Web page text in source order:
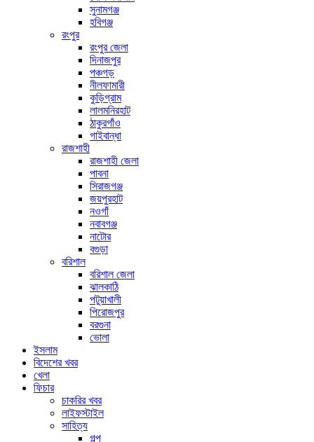
সুনামগঞ্জ
হবিগঞ্জ
রংপুর
রংপুর জেলা
দিনাজপুর
পঞ্চগড়
নীলফামারী
কুড়িগ্রাম
লালমনিরহাট
ঠাকুরগাঁও
গাইবান্ধা
রাজশাহী
রাজশাহী জেলা
পাবনা
সিরাজগঞ্জ
জয়পুরহাট
নওগাঁ
নবাবগঞ্জ
নাটোর
বগুড়া
বরিশাল
বরিশাল জেলা
ঝালকাঠি
পটুয়াখালী
পিরোজপুর
বরগুনা
ভোলা
ইসলাম
বিদেশের খবর
খেলা
ফিচার
চাকরির খবর
লাইফস্টাইল
সাহিত্য
গল্প